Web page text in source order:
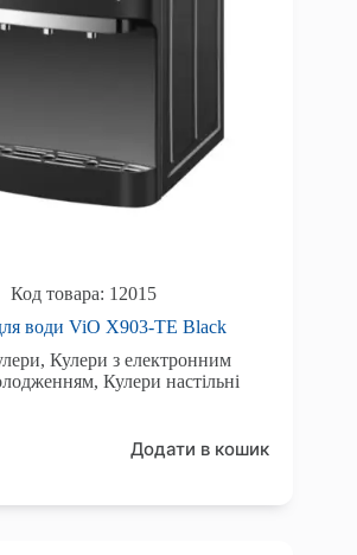
12015
води ViO X903-TE Black
,Кулери з електронним
, Кулери настільні
Додати в кошик